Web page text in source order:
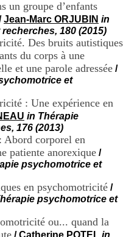
un groupe d’enfants
Jean-Marc ORJUBIN in
180 (2015)
Des bruits autistiques
du corps à une
et une parole adressée /
et
: Une expérience en
in Thérapie
176 (2013)
Abord corporel en
patiente anorexique /
psychomotrice et
en psychomotricité /
psychomotrice et
ou... quand la
/Catherine POTEL in